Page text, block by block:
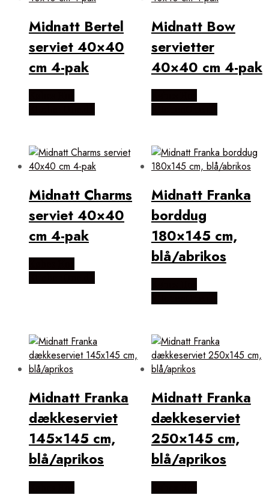
Midnatt Bertel
serviet 40×40
cm 4-pak
Midnatt Bow
servietter
40×40 cm 4-pak
Midnatt Charms
serviet 40×40
cm 4-pak
Midnatt Franka
borddug
180×145 cm,
blå/abrikos
Midnatt Franka
dækkeserviet
145×145 cm,
blå/aprikos
Midnatt Franka
dækkeserviet
250×145 cm,
blå/aprikos